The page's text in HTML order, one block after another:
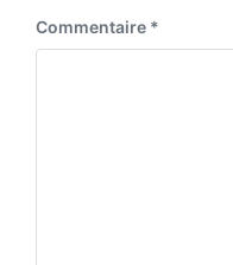
Commentaire *